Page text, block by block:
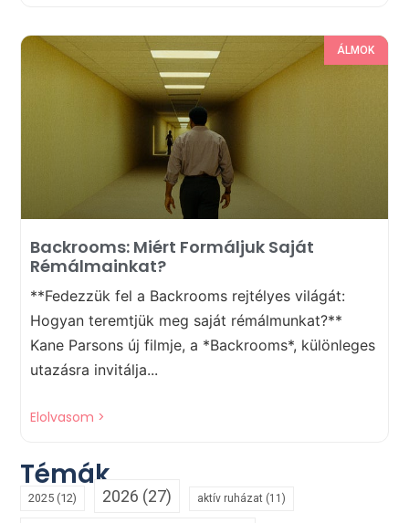
ÁLMOK
Backrooms: Miért Formáljuk Saját
Rémálmainkat?
**Fedezzük fel a Backrooms rejtélyes világát:
Hogyan teremtjük meg saját rémálmunkat?**
Kane Parsons új filmje, a *Backrooms*, különleges
utazásra invitálja...
Elolvasom >
Témák
2025 (12) 2026 (27) aktív ruházat (11)